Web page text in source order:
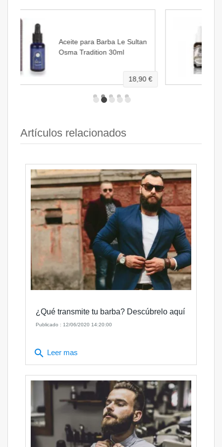
Aceite Barba Sin Perfume Mr
Bear Family 30ml
Artículos relacionados
¿Qué transmite tu barba? Descúbrelo aquí
Publicado : 12/06/2020 14:20:00
search Leer mas